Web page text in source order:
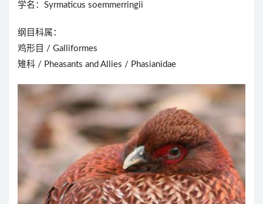
学名：Syrmaticus soemmerringii
纲目科属：
鸡形目 / Galliformes
雉科 / Pheasants and Allies / Phasianidae